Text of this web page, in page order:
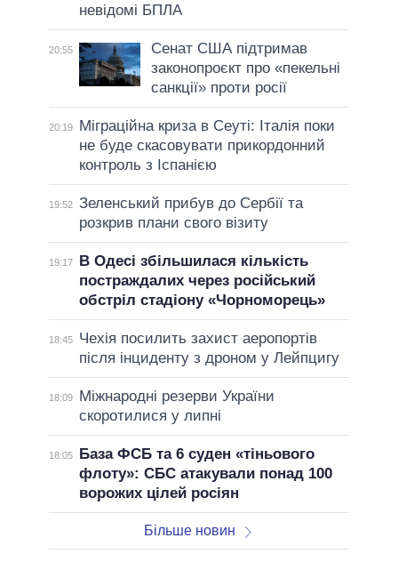
невідомі БПЛА
20:55
Сенат США підтримав
законопроєкт про «пекельні
санкції» проти росії
20:19
Міграційна криза в Сеуті: Італія поки
не буде скасовувати прикордонний
контроль з Іспанією
19:52 Зеленський прибув до Сербії та
розкрив плани свого візиту
19:17
В Одесі збільшилася кількість
постраждалих через російський
обстріл стадіону «Чорноморець»
18:45
Чехія посилить захист аеропортів
після інциденту з дроном у Лейпцигу
18:09
Міжнародні резерви України
скоротилися у липні
18:05
База ФСБ та 6 суден «тіньового
флоту»: СБС атакували понад 100
ворожих цілей росіян
Більше новин